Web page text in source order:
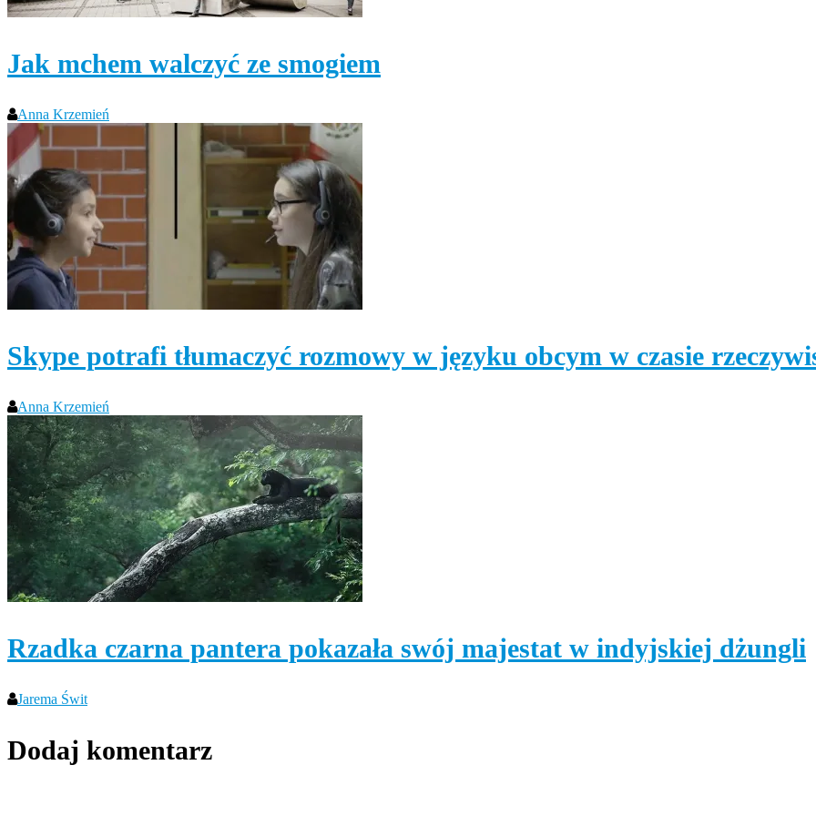
Jak mchem walczyć ze smogiem
Anna Krzemień
Skype potrafi tłumaczyć rozmowy w języku obcym w czasie
Anna Krzemień
Rzadka czarna pantera pokazała swój majestat w indyjskiej dżungli
Jarema Świt
Dodaj komentarz